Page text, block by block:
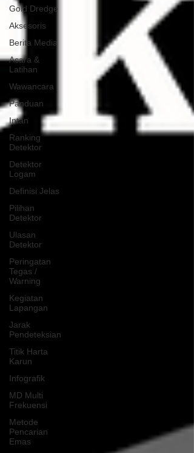
Gold Dredge
Aksesoris
Berita Media
Acara &
Latihan
Wawancara
Panduan
Intan
Ranking
Detektor
Detektor
Logam
Definisi Jelas
Pilihan
Detektor
Ulasan
Detektor
Peringatan
Tegas /
Warning
Kegiatan
Lapangan
Jarak
Pendeteksian
Titik Harta
Karun
Infografik
MD Multi
Frekuensi
Metode
Pencarian
Emas